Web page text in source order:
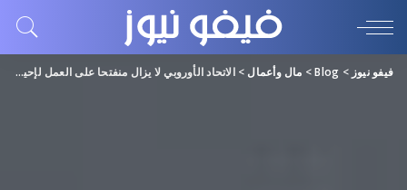
فيفو نيوز >
Blog
> مال وأعمال >الاتحاد الأوروبي لا يزال منفتحا على العمل لإحياء اتفاق الحبوب